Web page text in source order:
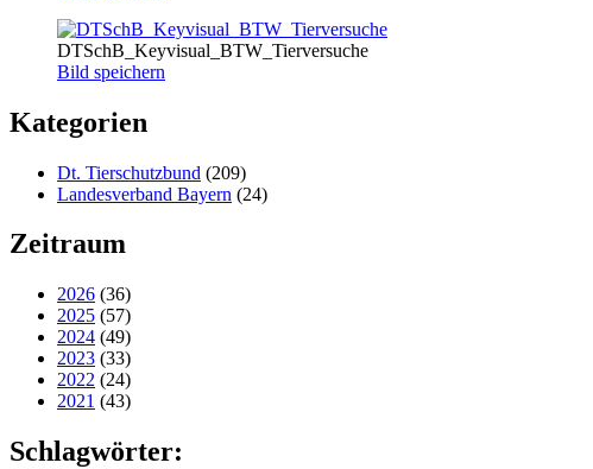
DTSchB_Keyvisual_BTW_Tierversuche
Bild speichern
Kategorien
Dt. Tierschutzbund (209)
Landesverband Bayern (24)
Zeitraum
2026 (36)
2025 (57)
2024 (49)
2023 (33)
2022 (24)
2021 (43)
Schlagwörter: